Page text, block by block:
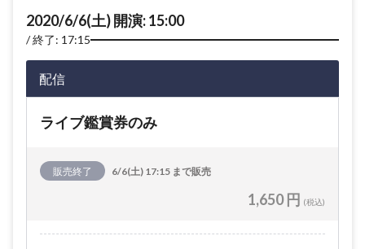
2020/6/6(土) 開演: 15:00
終了: 17:15
配信
ライブ鑑賞券のみ
販売終了 6/6(土) 17:15 まで販売
1,650 円 (税込)